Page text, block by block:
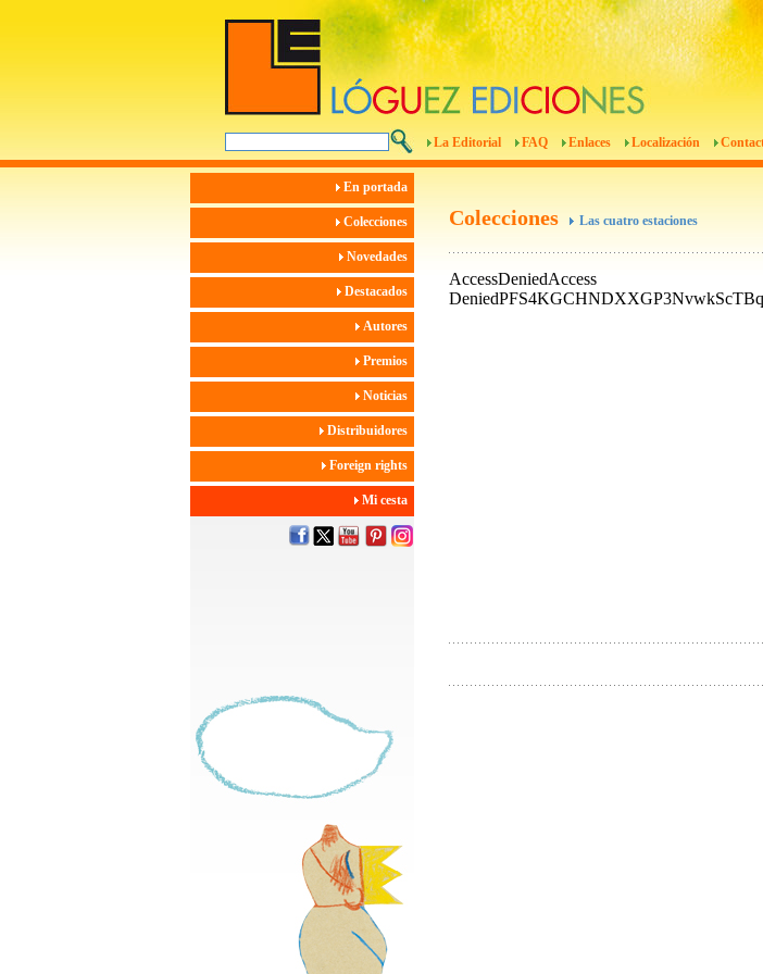
La Editorial FAQ Enlaces Localización
En portada
Colecciones
Novedades
Destacados
Autores
Premios
Noticias
Distribuidores
Foreign rights
Mi cesta
Colecciones Las cuatro estaciones